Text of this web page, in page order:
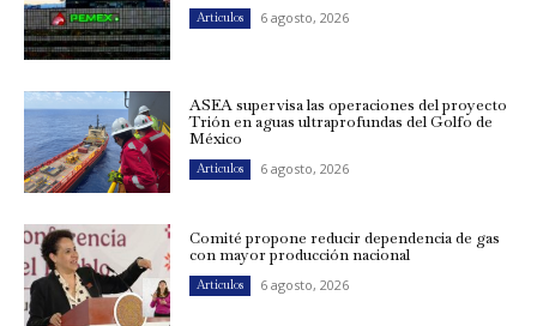
Artículos 6 agosto, 2026
ASEA supervisa las operaciones del proyecto
Trión en aguas ultraprofundas del Golfo de
México
Artículos 6 agosto, 2026
Comité propone reducir dependencia de gas
con mayor producción nacional
Artículos 6 agosto, 2026